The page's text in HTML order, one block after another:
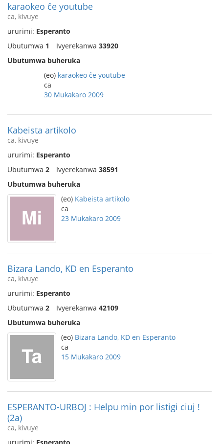
karaokeo ĉe youtube
ca, kivuye
ururimi: Esperanto
Ubutumwa 1 Ivyerekanwa 33920
Ubutumwa buheruka
(eo) karaokeo ĉe youtube
ca
30 Mukakaro 2009
Kabeista artikolo
ca, kivuye
ururimi: Esperanto
Ubutumwa 2 Ivyerekanwa 38591
Ubutumwa buheruka
(eo) Kabeista artikolo
ca
23 Mukakaro 2009
Bizara Lando, KD en Esperanto
ca, kivuye
ururimi: Esperanto
Ubutumwa 2 Ivyerekanwa 42109
Ubutumwa buheruka
(eo) Bizara Lando, KD en Esperanto
ca
15 Mukakaro 2009
ESPERANTO-URBOJ : Helpu min por listigi ciuj !
(2a)
ca, kivuye